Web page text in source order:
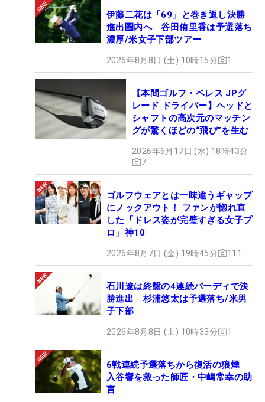
伊藤二花は「69」と巻き返し決勝
進出圏内へ 谷田侑里香は予選落ち
濃厚/米女子下部ツアー
2026年8月8日 (土) 10時15分 1
【本間ゴルフ・ベレス JPグ
レード ドライバー】ヘッドと
シャフトの高次元のマッチン
グが驚くほどの“飛び”を生む
2026年6月17日 (水) 18時43分
7
ゴルフウェアとは一味違うギャップ
にノックアウト！ ファンが惚れ直
した「ドレス姿が完璧すぎる女子プ
ロ」神10
2026年8月7日 (金) 19時45分 111
石川遼は終盤の4連続バーディで決
勝進出 杉浦悠太は予選落ち/米男
子下部
2026年8月8日 (土) 10時33分 1
6戦連続予選落ちから復活の狼煙
入谷響を救った師匠・中嶋常幸の助
言